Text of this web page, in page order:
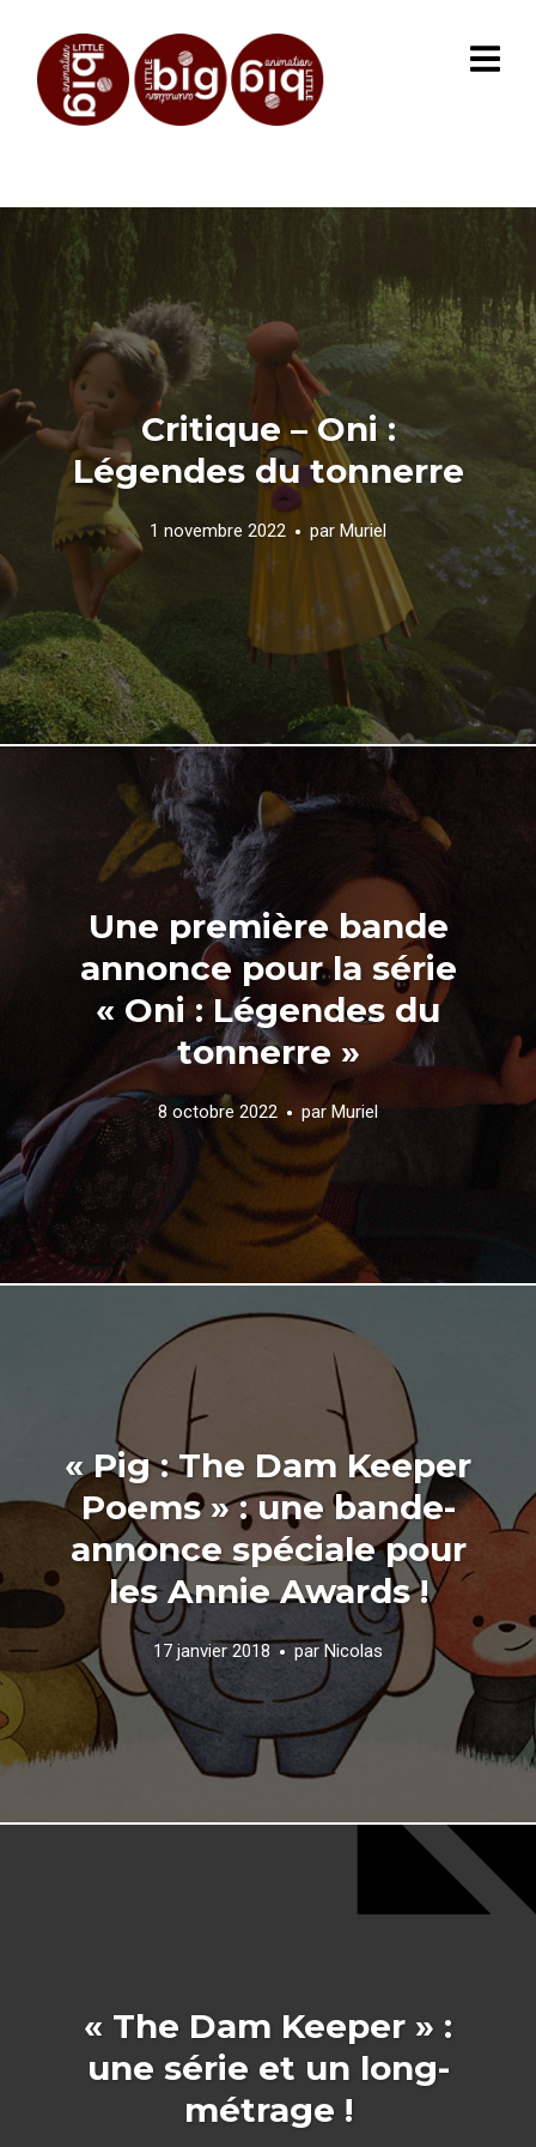
Critique – Oni :
Légendes du tonnerre
1 novembre 2022 par Muriel
Une première bande
annonce pour la série
« Oni : Légendes du
tonnerre »
8 octobre 2022 par Muriel
« Pig : The Dam Keeper
Poems » : une bande-
annonce spéciale pour
les Annie Awards !
17 janvier 2018 par Nicolas
« The Dam Keeper » :
une série et un long-
métrage !